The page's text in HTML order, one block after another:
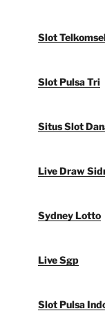
Slot
Slot Pulsa Tri
Situs Slot
Live Draw
Sydney Lotto
Live Sgp
Slot Pulsa